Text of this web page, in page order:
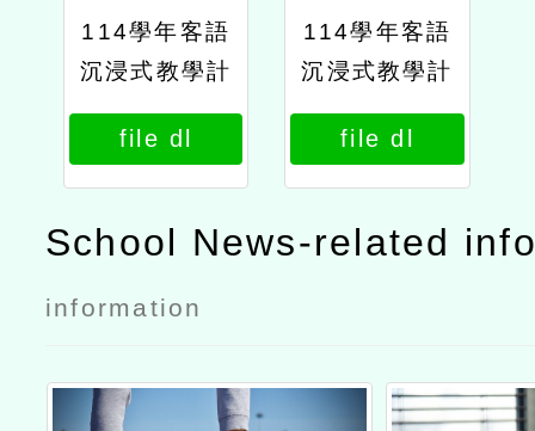
114學年客語
沉浸式教學計
畫－種子師資
人才培力基礎
工作坊公文
file dl
114學年客語
沉浸式教學計
畫－種子師資
人才培力基礎
工作坊實施計
file dl
School News-related
information